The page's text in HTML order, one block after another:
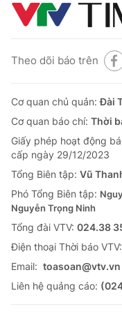
Theo dõi báo trên
Cơ quan chủ quản:Đài
Cơ quan báo chí: Thời
Giấy phép hoạt động
cấp ngày 29/12/2023
Tổng Biên tập: Vũ
Phó Tổng Biên tập:
Nguyễn Trọng Ninh
Tổng đài VTV: 024.38
Ðiện thoại Thời báo VTV:
Email: toasoan@vtv.vn
Liên hệ quảng cáo: